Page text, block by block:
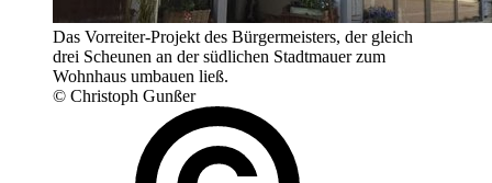
Das Vorreiter-Projekt des Bürgermeisters, der gleich
drei Scheunen an der südlichen Stadtmauer zum
Wohnhaus umbauen ließ.
© Christoph Gunßer